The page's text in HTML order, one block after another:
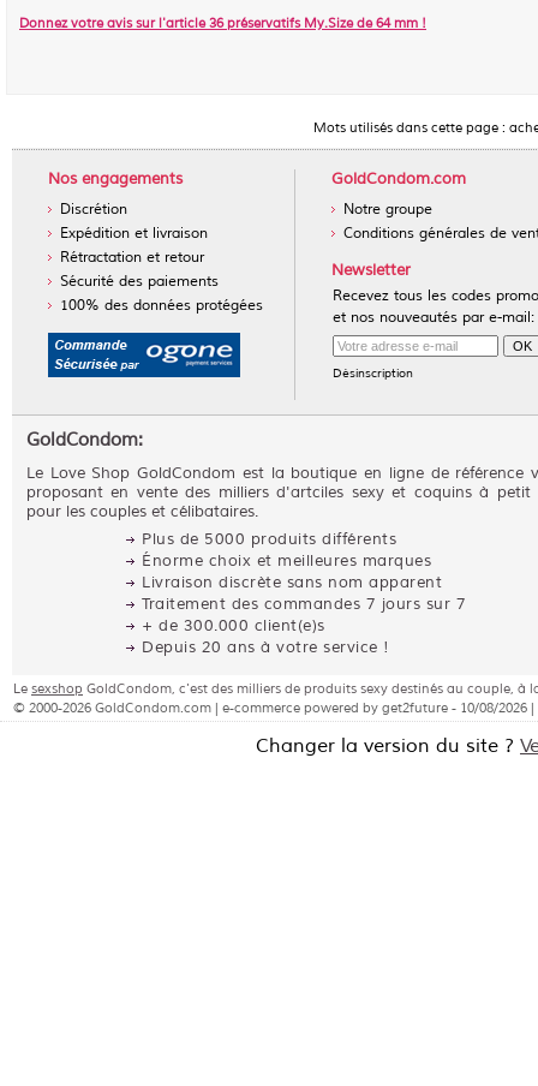
Donnez votre avis sur l'article36 préservatifs My.Size de 64 mm !
Mots utilisés dans cette page :
Nos engagements
Discrétion
Expédition et livraison
Rétractation et retour
Sécurité des paiements
100% des données protégées
GoldCondom.com
Notre groupe
Conditions générales de
Newsletter
Recevez tous les codes
et nos nouveautés par e-mail:
Désinscription
GoldCondom:
Le Love Shop GoldCondom est la boutique en ligne de référence
proposant en vente des milliers d'artciles sexy et coquins à petit
pour les couples et célibataires.
Plus de 5000 produits différents
Énorme choix et meilleures marques
Livraison discrète sans nom apparent
Traitement des commandes 7 jours sur 7
+ de 300.000 client(e)s
Depuis 20 ans à votre service !
Le sexshop GoldCondom, c'est des milliers de produits sexy destinés au couple, à
© 2000-2026 GoldCondom.com | e-commerce powered by get2future - 10/08/2026 |
Changer la version du site ?